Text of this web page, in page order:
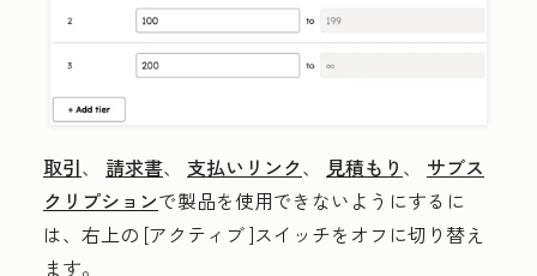
取引、 請求書、 支払いリンク、 見積もり 、 サブス
クリプションで製品を使用できないようにするに
は、右上の [アクティブ]スイッチをオフに切り替え
ます。